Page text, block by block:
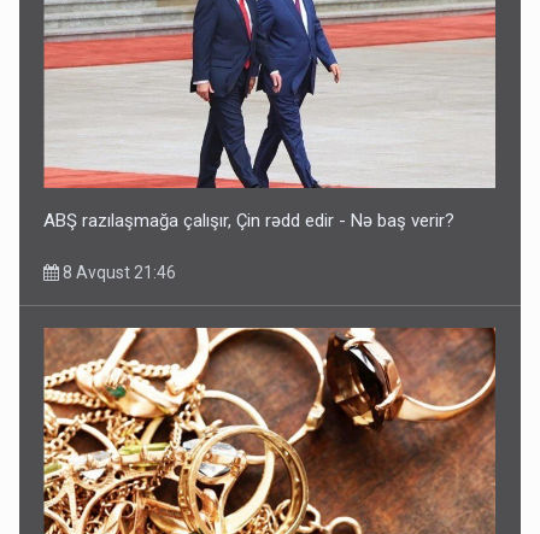
ABŞ razılaşmağa çalışır, Çin rədd edir - Nə baş verir?
8 Avqust 21:46